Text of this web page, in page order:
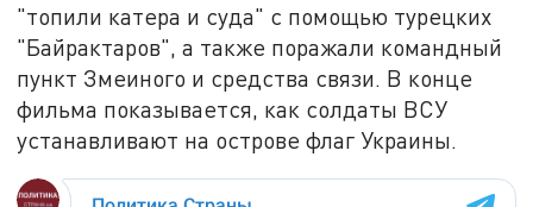
"топили катера и суда" с помощью турецких
"Байрактаров", а также поражали командный
пункт Змеиного и средства связи. В конце
фильма показывается, как солдаты ВСУ
устанавливают на острове флаг Украины.